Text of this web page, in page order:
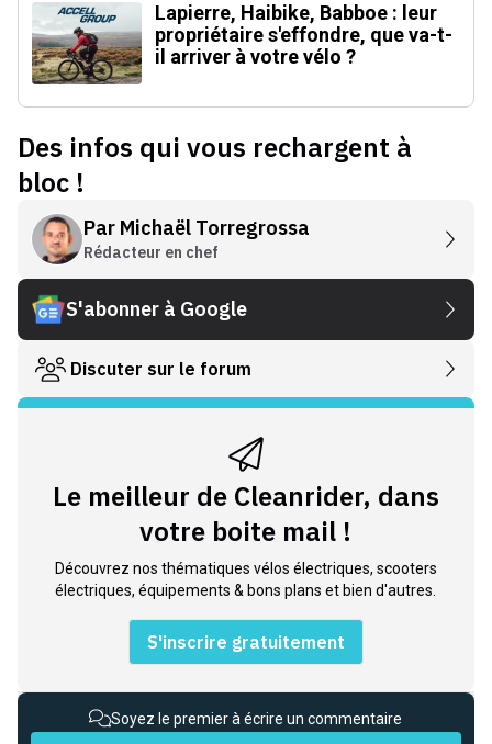
Lapierre, Haibike, Babboe : leur
propriétaire s'effondre, que va-t-
il arriver à votre vélo ?
Des infos qui vous rechargent à
bloc !
Par Michaël Torregrossa
Rédacteur en chef
S'abonner à Google
Discuter sur le forum
Le meilleur de Cleanrider, dans
votre boite mail !
Découvrez nos thématiques vélos électriques, scooters
électriques, équipements & bons plans et bien d'autres.
S'inscrire gratuitement
Soyez le premier à écrire un commentaire